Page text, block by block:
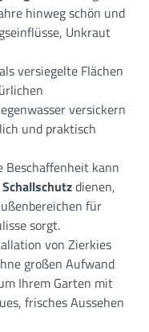
hinweg schön und
Unkraut
versiegelte Flächen
versickern
und praktisch
Beschaffenheit kann
Schallschutzdienen,
für
sorgt.
von Zierkies
großen Aufwand
Ihrem Garten mit
frisches Aussehen